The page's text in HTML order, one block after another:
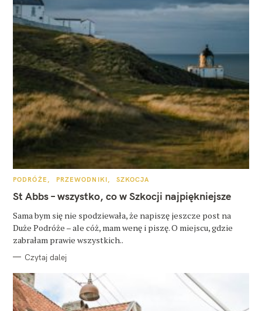
K
T
E
O
R
I
PODRÓŻE PRZEWODNIKI SZKOCJA
St Abbs – wszystko, co w Szkocji najpiękniejsze
Sama bym się nie spodziewała, że napiszę jeszcze post na
Duże Podróże – ale cóż, mam wenę i piszę. O miejscu, gdzie
zabrałam prawie wszystkich..
Czytaj dalej